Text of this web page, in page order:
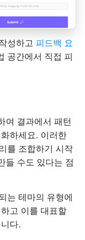
성하고 피드백 요
공간에서 직접 피
여 결과에서 패턴
하세요. 이러한
를 조합하기 시작
들 수도 있다는 점
는 테마의 유형에
고 이를 대표할
다.